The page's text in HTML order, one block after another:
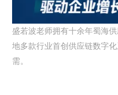
盛若波老师拥有十余年蜀海
地多款行业首创供应链数字
需。